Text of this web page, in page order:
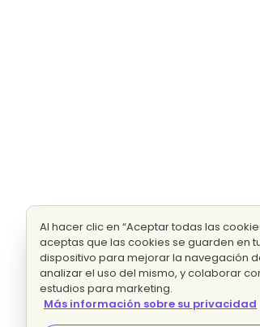
Al hacer clic en “Aceptar todas las
aceptas que las cookies se guarden en
dispositivo para mejorar la navegación
analizar el uso del mismo, y colaborar
estudios para marketing.
Más información sobre su privacidad